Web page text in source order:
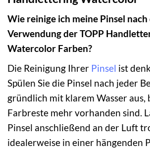
Wie reinige ich meine Pinsel nach
Verwendung der TOPP
Watercolor Farben?
Die Reinigung Ihrer Pinsel ist
Spülen Sie die Pinsel nach jeder
gründlich mit klarem Wasser aus,
Farbreste mehr vorhanden sind.
Pinsel anschließend an der Luft
idealerweise in einer hängenden